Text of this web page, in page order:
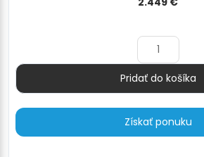
Množstvo
Pridať do košíka
Získať ponuku